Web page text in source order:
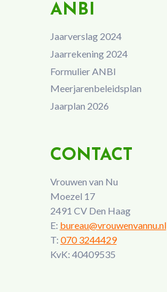
ANBI
Jaarverslag 2024
Jaarrekening 2024
Formulier ANBI
Meerjarenbeleidsplan
Jaarplan 2026
CONTACT
Vrouwen van Nu
Moezel 17
2491 CV Den Haag
E: bureau@vrouwenvannu.nl
T: 070 3244429
KvK: 40409535